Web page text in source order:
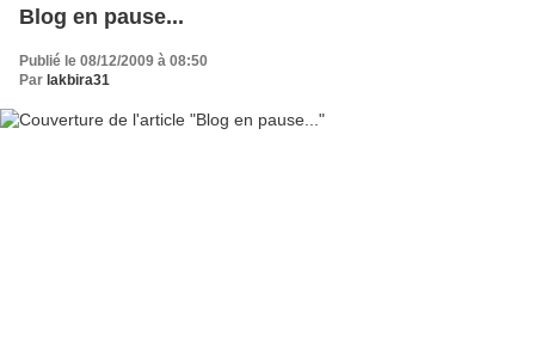
Blog en pause...
Publié le 08/12/2009 à 08:50
Par lakbira31